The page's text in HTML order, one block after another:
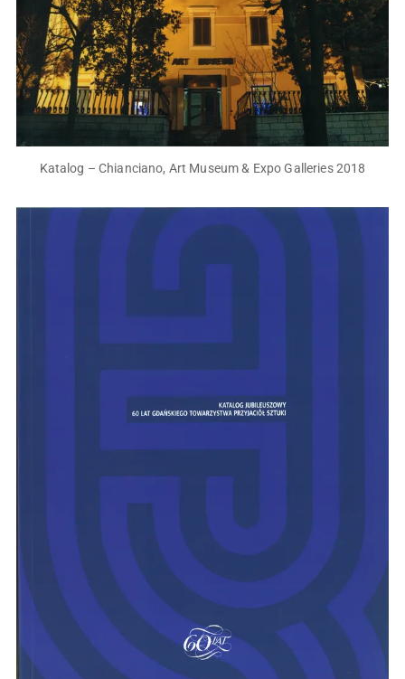
Katalog – Chianciano, Art Museum & Expo Galleries 2018